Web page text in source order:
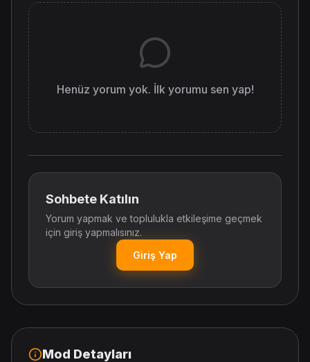
Henüz yorum yok. İlk yorumu sen yap!
Sohbete Katılın
Yorum yapmak ve toplulukla etkileşime geçmek
için giriş yapmalısınız.
Giriş Yap
Mod Detayları